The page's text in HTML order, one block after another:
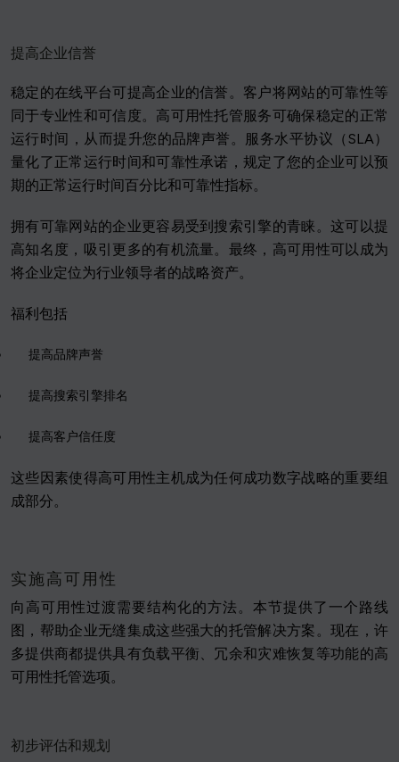
提高企业信誉
稳定的在线平台可提高企业的信誉。客户将网站的可靠性等
同于专业性和可信度。高可用性托管服务可确保稳定的正常
运行时间，从而提升您的品牌声誉。服务水平协议（SLA）
量化了正常运行时间和可靠性承诺，规定了您的企业可以预
期的正常运行时间百分比和可靠性指标。
拥有可靠网站的企业更容易受到搜索引擎的青睐。这可以提
高知名度，吸引更多的有机流量。最终，高可用性可以成为
将企业定位为行业领导者的战略资产。
福利包括
提高品牌声誉
提高搜索引擎排名
提高客户信任度
这些因素使得高可用性主机成为任何成功数字战略的重要组
成部分。
实施高可用性
向高可用性过渡需要结构化的方法。本节提供了一个路线
图，帮助企业无缝集成这些强大的托管解决方案。现在，许
多提供商都提供具有负载平衡、冗余和灾难恢复等功能的高
可用性托管选项。
初步评估和规划